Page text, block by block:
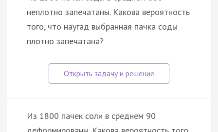
неплотно запечатаны. Какова вероятность
того, что наугад выбранная пачка соды
плотно запечатана?
Из 1800 пачек соли в среднем 90